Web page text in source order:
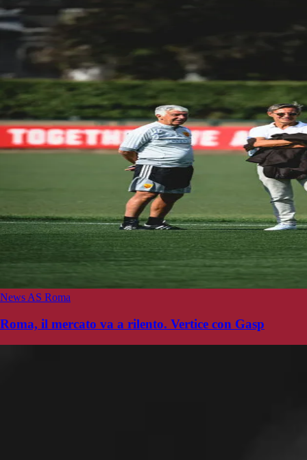
News AS Roma
Roma, il mercato va a rilento. Vertice con Gasp